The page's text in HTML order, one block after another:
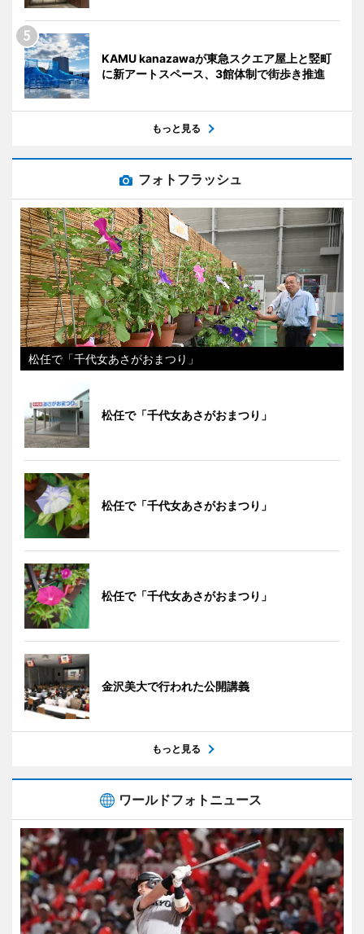
KAMU kanazawaが東急スクエア屋上と竪町
に新アートスペース、3館体制で街歩き推進
もっと見る
フォトフラッシュ
松任で「千代女あさがおまつり」
松任で「千代女あさがおまつり」
松任で「千代女あさがおまつり」
松任で「千代女あさがおまつり」
金沢美大で行われた公開講義
もっと見る
ワールドフォトニュース